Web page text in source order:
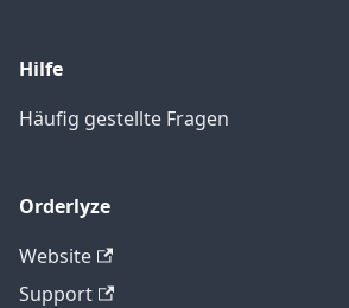
Hilfe
Häufig gestellte Fragen
Orderlyze
Website
Support